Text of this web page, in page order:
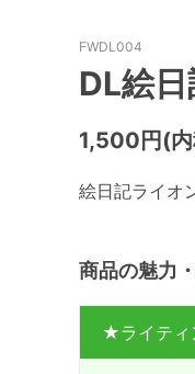
FWDL004
DL絵
1,500円(
絵日記ライオ
商品の魅力
★ライティ